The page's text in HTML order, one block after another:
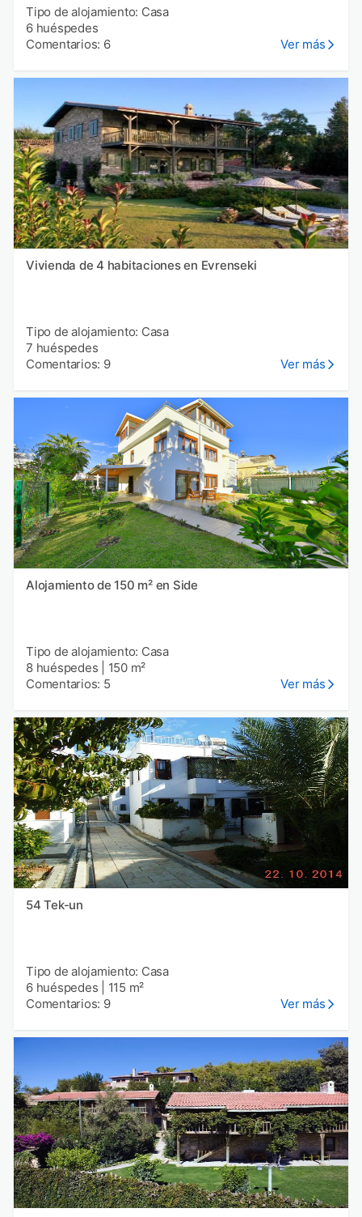
Tipo de alojamiento: Casa
6 huéspedes
Comentarios: 6
Ver más
Vivienda de 4 habitaciones en Evrenseki
Tipo de alojamiento: Casa
7 huéspedes
Comentarios: 9
Ver más
Alojamiento de 150 m² en Side
Tipo de alojamiento: Casa
8 huéspedes
150 m²
Comentarios: 5
Ver más
54 Tek-un
Tipo de alojamiento: Casa
6 huéspedes
115 m²
Comentarios: 9
Ver más